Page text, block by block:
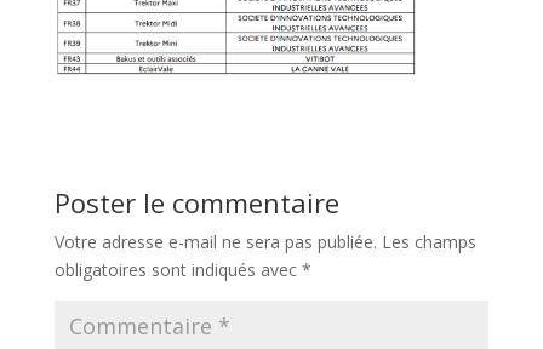
Poster le commentaire
Votre adresse e-mail ne sera pas publiée. Les champs
obligatoires sont indiqués avec *